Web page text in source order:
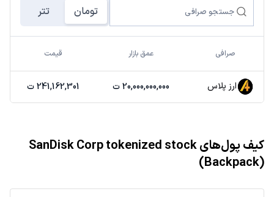
تومان تتر
صرافی عمق بازار قیمت
ارز پلاس 20,000,000,000 ت 241,162,301 ت
کیف پول‌های SanDisk Corp tokenized stock
(Backpack)